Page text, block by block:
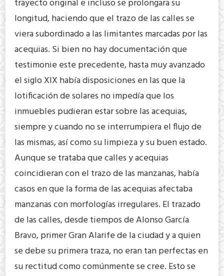
trayecto original e incluso se prolongara su
longitud, haciendo que el trazo de las calles se
viera subordinado a las limitantes marcadas por las
acequias. Si bien no hay documentación que
testimonie este precedente, hasta muy avanzado
el siglo XIX había disposiciones en las que la
lotificación de solares no impedía que los
inmuebles pudieran estar sobre las acequias,
siempre y cuando no se interrumpiera el flujo de
las mismas, así como su limpieza y su buen estado.
Aunque se trataba que calles y acequias
coincidieran con el trazo de las manzanas, había
casos en que la forma de las acequias afectaba
manzanas con morfologías irregulares. El trazado
de las calles, desde tiempos de Alonso García
Bravo, primer Gran Alarife de la ciudad y a quien
se debe su primera traza, no eran tan perfectas en
su rectitud como comúnmente se cree. Esto se